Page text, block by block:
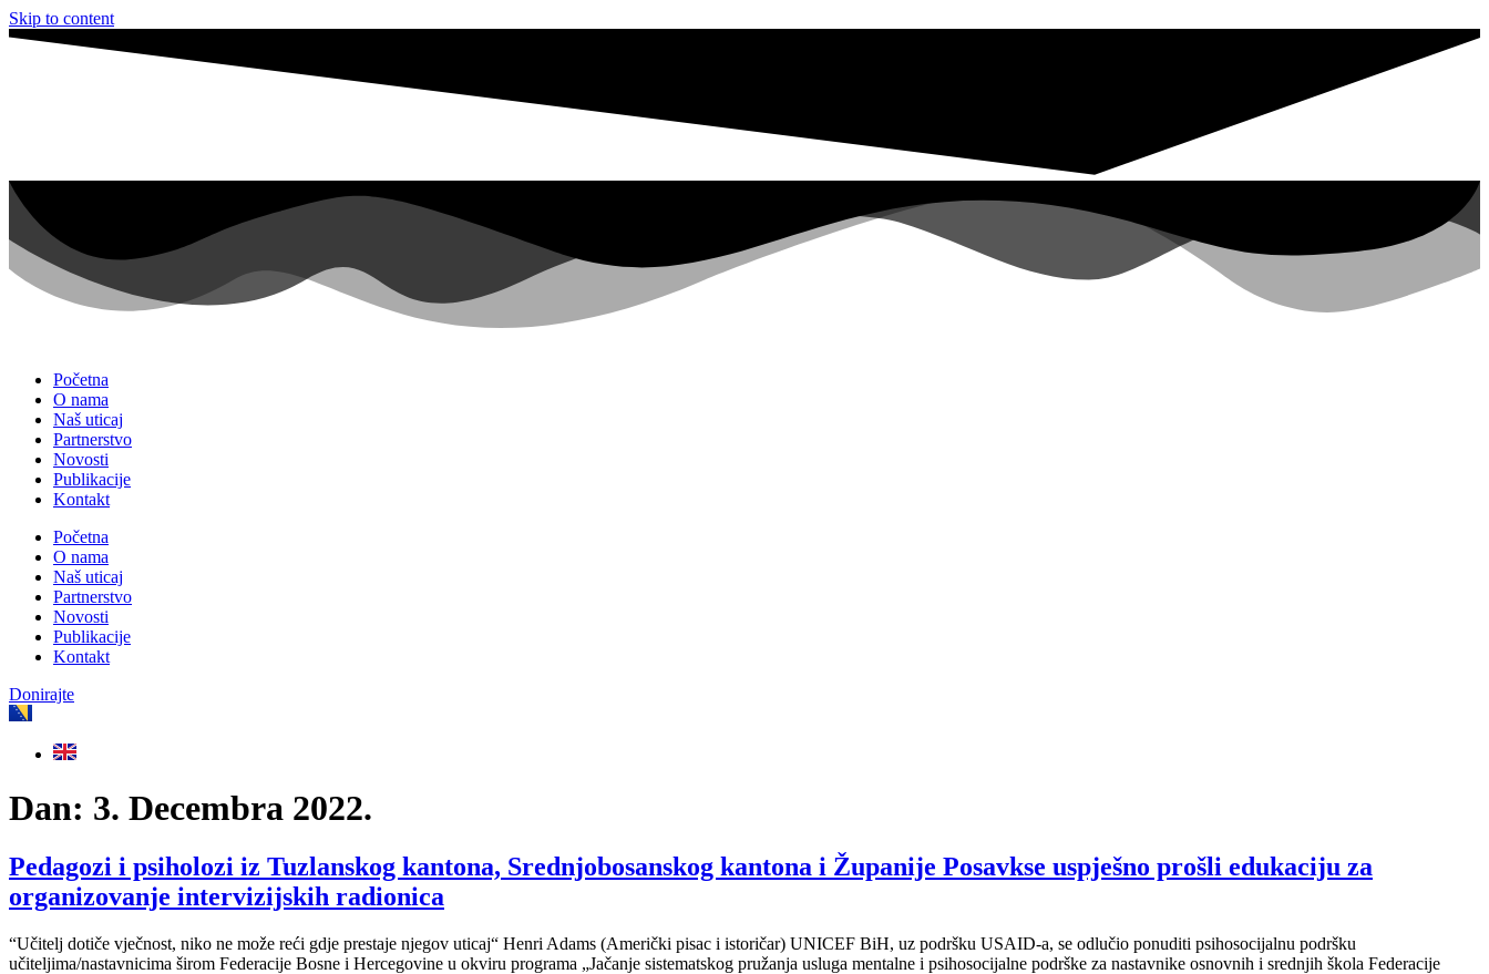
Skip to content
Početna
O nama
Naš uticaj
Partnerstvo
Novosti
Publikacije
Kontakt
Početna
O nama
Naš uticaj
Partnerstvo
Novosti
Publikacije
Kontakt
Donirajte
Dan: 3. Decembra 2022.
Pedagozi i psiholozi iz Tuzlanskog kantona, Srednjobosanskog kantona i Županije Posavkse uspješno prošli edukaciju za
organizovanje intervizijskih radionica
“Učitelj dotiče vječnost, niko ne može reći gdje prestaje njegov uticaj“ Henri Adams (Američki pisac i istoričar) UNICEF BiH, uz podršku USAID-a, se odlučio ponuditi psihosocijalnu podršku
učiteljima/nastavnicima širom Federacije Bosne i Hercegovine u okviru programa „Jačanje sistematskog pružanja usluga mentalne i psihosocijalne podrške za nastavnike osnovnih i srednjih škola Federacije